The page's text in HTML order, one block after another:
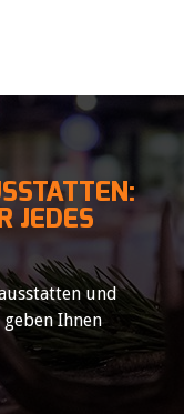
JEDES
und
Ihnen